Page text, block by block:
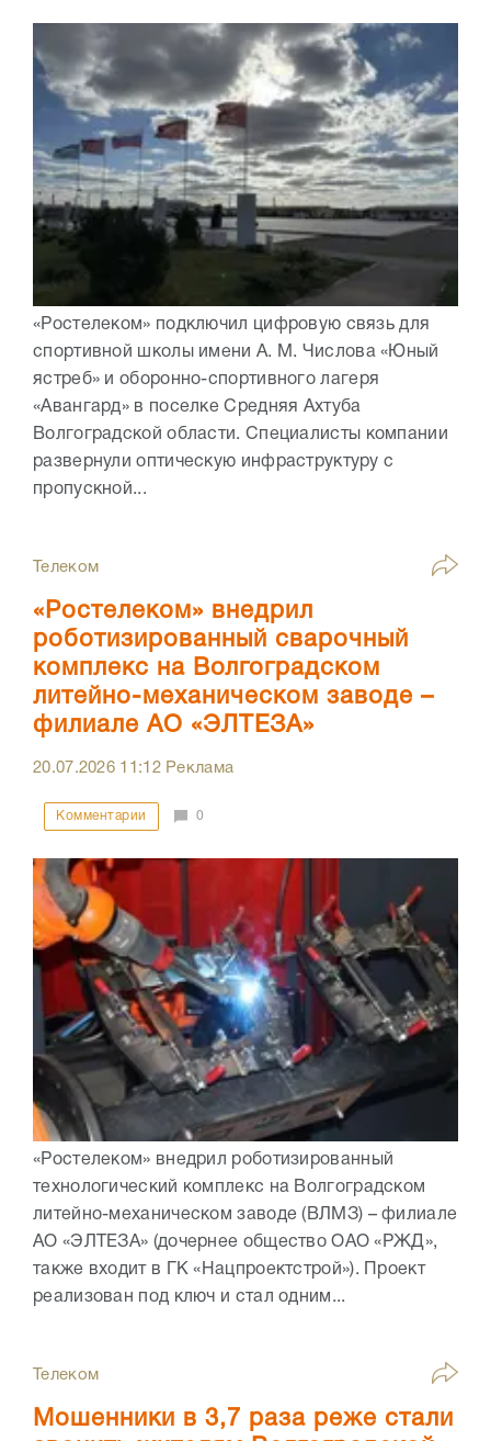
«Ростелеком» подключил цифровую связь для
спортивной школы имени А. М. Числова «Юный
ястреб» и оборонно-спортивного лагеря
«Авангард» в поселке Средняя Ахтуба
Волгоградской области. Специалисты компании
развернули оптическую инфраструктуру с
пропускной...
Телеком
«Ростелеком» внедрил
роботизированный сварочный
комплекс на Волгоградском
литейно-механическом заводе –
филиале АО «ЭЛТЕЗА»
20.07.2026 11:12Реклама
Комментарии 0
«Ростелеком» внедрил роботизированный
технологический комплекс на Волгоградском
литейно-механическом заводе (ВЛМЗ) – филиале
АО «ЭЛТЕЗА» (дочернее общество ОАО «РЖД»,
также входит в ГК «Нацпроектстрой»). Проект
реализован под ключ и стал одним...
Телеком
Мошенники в 3,7 раза реже стали